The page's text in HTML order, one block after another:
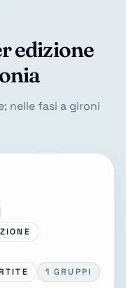
edizione
nelle fasi a gironi
1 GRUPPI